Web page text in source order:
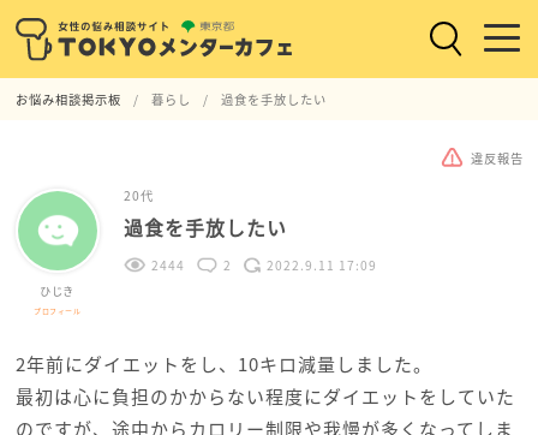
お悩み相談掲示板 暮らし 過食を手放したい
違反報告
ひじき
プロフィール
20代
過食を手放したい
2444 2 2022.9.11 17:09
2年前にダイエットをし、10キロ減量しました。
最初は心に負担のかからない程度にダイエットをしていた
のですが、途中からカロリー制限や我慢が多くなってしま